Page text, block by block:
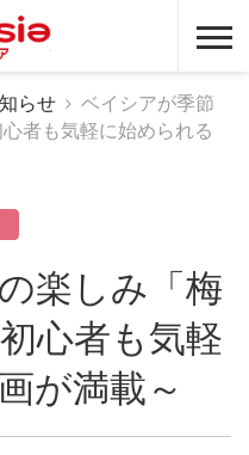
ベイシア
らせ
ベイシアが季節
者も気軽に始められる
楽しみ「梅
心者も気軽
が満載～